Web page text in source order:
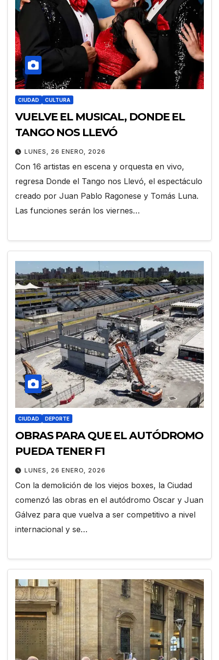
CIUDAD CULTURA
VUELVE EL MUSICAL, DONDE EL
TANGO NOS LLEVÓ
LUNES, 26 ENERO, 2026
Con 16 artistas en escena y orquesta en vivo,
regresa Donde el Tango nos Llevó, el espectáculo
creado por Juan Pablo Ragonese y Tomás Luna.
Las funciones serán los viernes…
CIUDAD DEPORTE
OBRAS PARA QUE EL AUTÓDROMO
PUEDA TENER F1
LUNES, 26 ENERO, 2026
Con la demolición de los viejos boxes, la Ciudad
comenzó las obras en el autódromo Oscar y Juan
Gálvez para que vuelva a ser competitivo a nivel
internacional y se…